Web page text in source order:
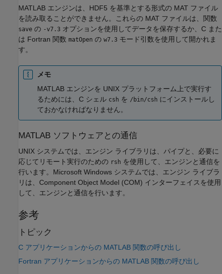
MATLAB エンジンは、HDF5 を基準とする形式の MAT ファイル
を読み取ることができません。これらの MAT ファイルは、関数
save の -v7.3 オプションを使用してデータを保存するか、C また
は Fortran 関数 matOpen の w7.3 モード引数を使用して開かれま
す。
メモ
MATLAB エンジンを UNIX プラットフォーム上で実行す
るためには、C シェル csh を /bin/csh にインストールし
ておかなければなりません。
MATLAB ソフトウェアとの通信
UNIX システムでは、エンジン ライブラリは、パイプと、必要に
応じてリモート実行のための rsh を使用して、エンジンと通信を
行います。Microsoft Windows システムでは、エンジン ライブラ
リは、Component Object Model (COM) インターフェイスを使用
して、エンジンと通信を行います。
参考
トピック
C アプリケーションからの MATLAB 関数の呼び出し
Fortran アプリケーションからの MATLAB 関数の呼び出し